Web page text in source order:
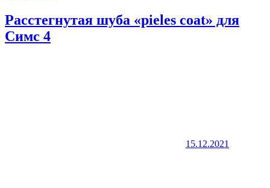
Расстегнутая шуба «pieles coat» для
Симс 4
15.12.2021